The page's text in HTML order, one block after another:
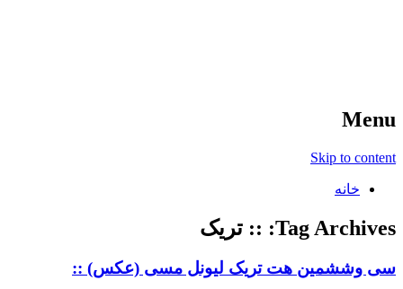
Menu
Skip to content
خانه
Tag Archives: :: تریک
سی وششمین هت تریک لیونل مسی (عکس) ::